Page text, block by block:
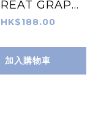
GRAPE
無毒Gel甲油
HK$188.00
加入購物車